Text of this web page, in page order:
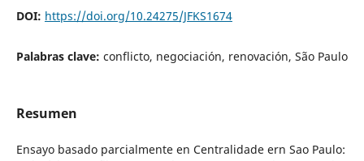
DOI: https://doi.org/10.24275/JFKS1674
Palabras clave: conflicto, negociación, renovación, São Paulo
Resumen
Ensayo basado parcialmente en Centralidade ern Sao Paulo: